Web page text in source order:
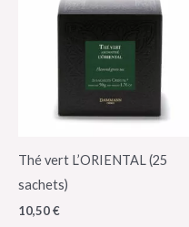
Thé vert L’ORIENTAL (25
sachets)
10,50€